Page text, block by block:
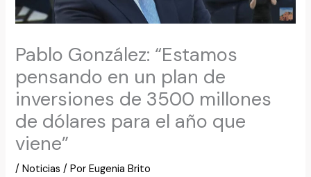
Pablo González: “Estamos
pensando en un plan de
inversiones de 3500 millones
de dólares para el año que
viene”
/Noticias / PorEugenia Brito